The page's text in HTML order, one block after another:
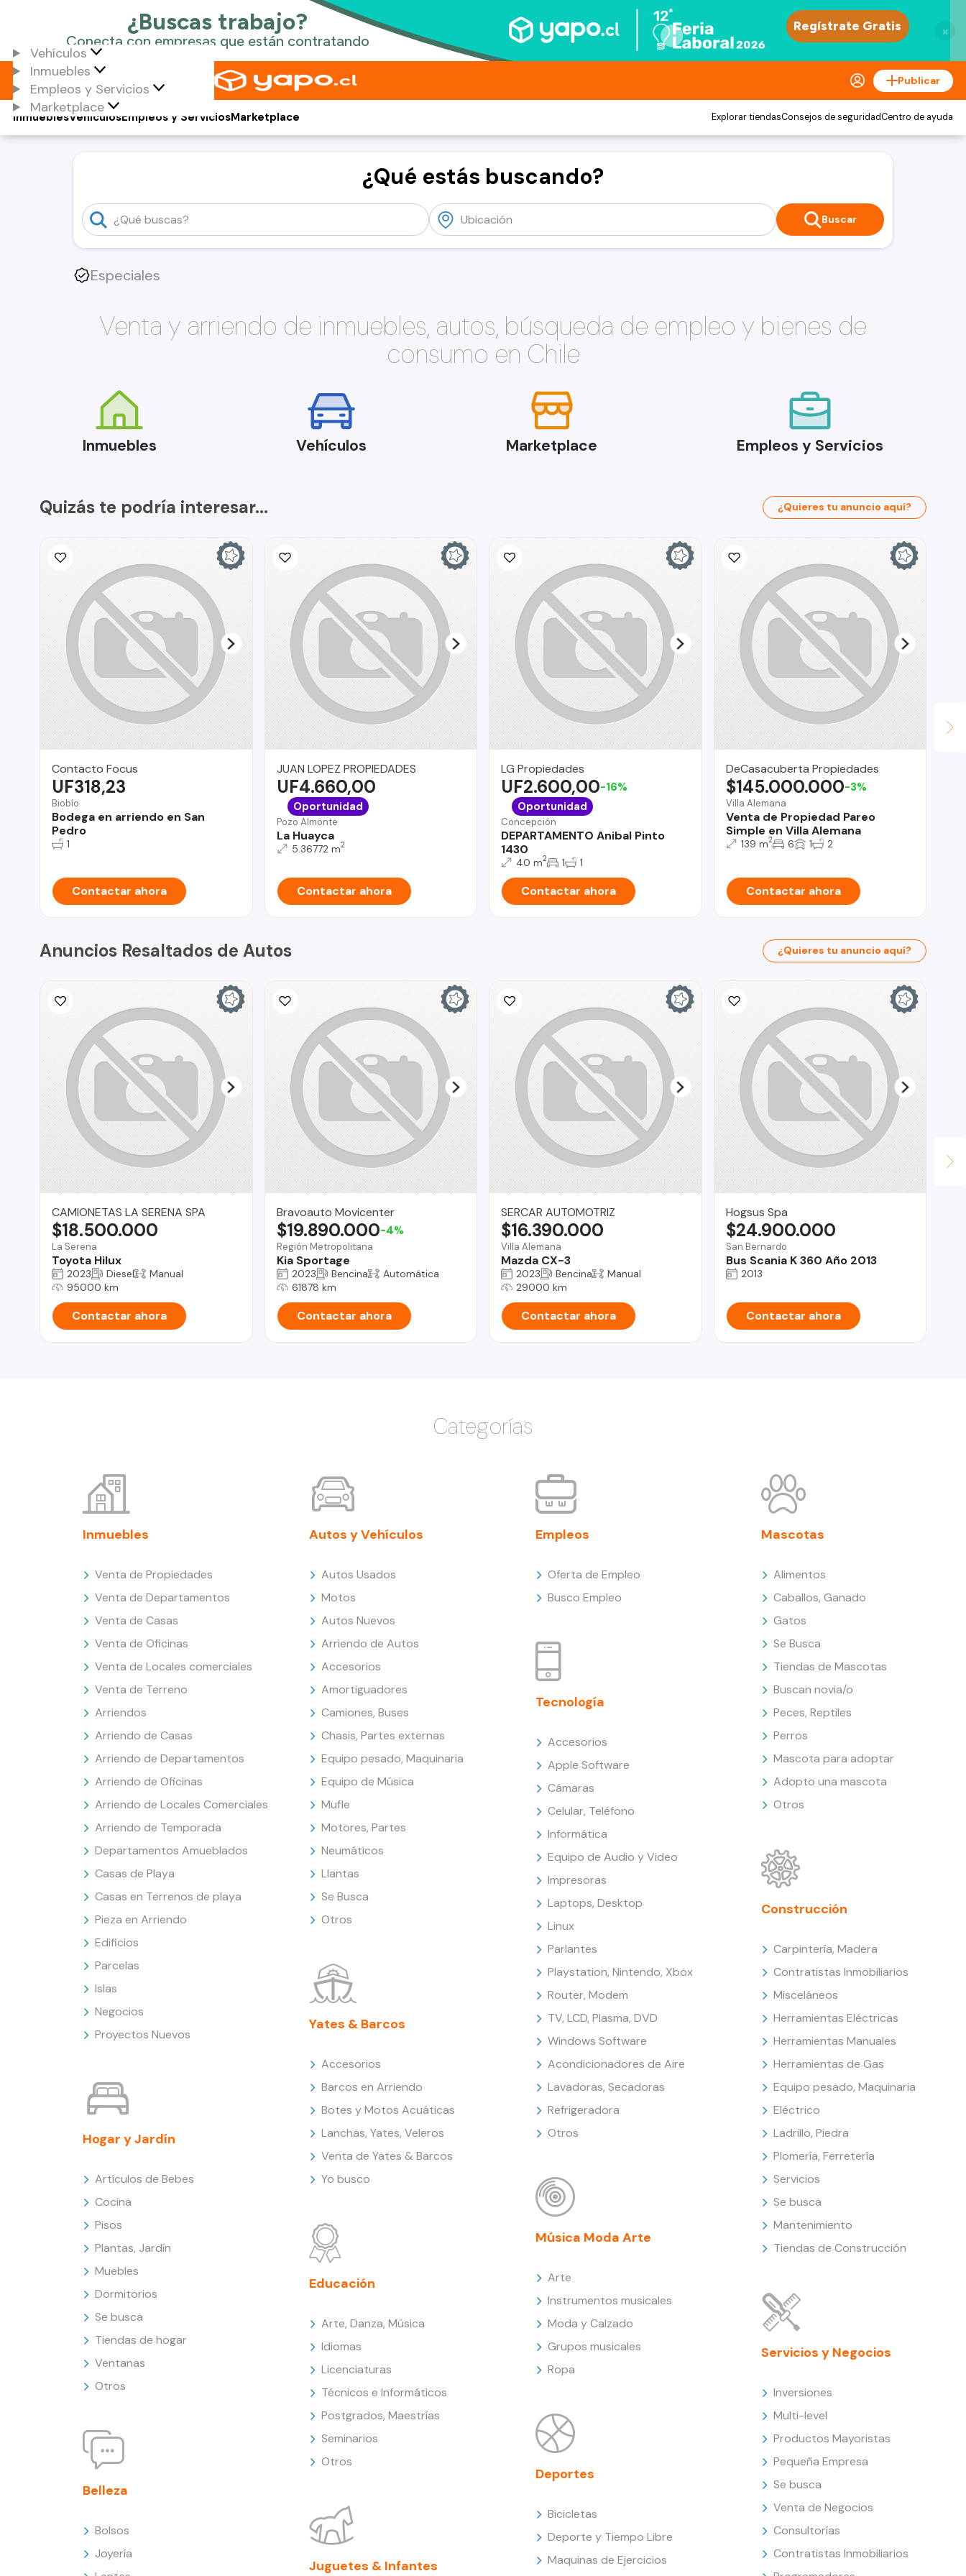
×
Vehículos
Inmuebles
Empleos y Servicios
Marketplace
Publicar
Vehículos
Inmuebles Empleos y ServiciosMarketplace Explorar tiendasConsejos de seguridadCentro de ayuda
¿Qué estás buscando?
Buscar
Especiales
Venta y arriendo de inmuebles, autos, búsqueda de empleo y bienes de
consumo en Chile
Inmuebles Vehículos Marketplace Empleos y Servicios
Quizás te podría interesar... ¿Quieres tu anuncio aquí?
Contacto Focus
Biobío
Bodega en arriendo en San
Pedro
UF318,23
1
Contactar ahora
JUAN LOPEZ PROPIEDADES
Pozo Almonte
La Huayca
UF4.660,00
Oportunidad
5.36772 m2
Contactar ahora
LG Propiedades
Concepción
DEPARTAMENTO Anibal Pinto
1430
UF2.600,00-16%
Oportunidad
40 m2 1 1
Contactar ahora
DeCasacuberta Propiedades
Villa Alemana
Venta de Propiedad Pareo
Simple en Villa Alemana
$145.000.000-3%
139 m2 6 1 2
Contactar ahora
Anuncios Resaltados de Autos ¿Quieres tu anuncio aquí?
CAMIONETAS LA SERENA SPA
La Serena
Toyota Hilux
$18.500.000
2023 Diesel
Manual
95000 km
Contactar ahora
Bravoauto Movicenter
Región Metropolitana
Kia Sportage
$19.890.000-4%
2023 Bencina
Automática
61878 km
Contactar ahora
SERCAR AUTOMOTRIZ
Villa Alemana
Mazda CX-3
$16.390.000
2023 Bencina
Manual
29000 km
Contactar ahora
Hogsus Spa
San Bernardo
Bus Scania K 360 Año 2013
$24.900.000
2013
Contactar ahora
Categorías
Inmuebles
Venta de Propiedades
Venta de Departamentos
Venta de Casas
Venta de Oficinas
Venta de Locales comerciales
Venta de Terreno
Arriendos
Arriendo de Casas
Arriendo de Departamentos
Arriendo de Oficinas
Arriendo de Locales Comerciales
Arriendo de Temporada
Departamentos Amueblados
Casas de Playa
Casas en Terrenos de playa
Pieza en Arriendo
Edificios
Parcelas
Islas
Negocios
Proyectos Nuevos
Hogar y Jardín
Artículos de Bebes
Cocina
Pisos
Plantas, Jardín
Muebles
Dormitorios
Se busca
Tiendas de hogar
Ventanas
Otros
Belleza
Bolsos
Joyería
Autos y Vehículos
Autos Usados
Motos
Autos Nuevos
Arriendo de Autos
Accesorios
Amortiguadores
Camiones, Buses
Chasis, Partes externas
Equipo pesado, Maquinaria
Equipo de Música
Mufle
Motores, Partes
Neumáticos
Llantas
Se Busca
Otros
Yates & Barcos
Accesorios
Barcos en Arriendo
Botes y Motos Acuáticas
Lanchas, Yates, Veleros
Venta de Yates & Barcos
Yo busco
Educación
Arte, Danza, Música
Idiomas
Licenciaturas
Técnicos e Informáticos
Postgrados, Maestrías
Seminarios
Otros
Juguetes & Infantes
Empleos
Oferta de Empleo
Busco Empleo
Tecnología
Accesorios
Apple Software
Cámaras
Celular, Teléfono
Informática
Equipo de Audio y Video
Impresoras
Laptops, Desktop
Linux
Parlantes
Playstation, Nintendo, Xbox
Router, Modem
TV, LCD, Plasma, DVD
Windows Software
Acondicionadores de Aire
Lavadoras, Secadoras
Refrigeradora
Otros
Música Moda Arte
Arte
Instrumentos musicales
Moda y Calzado
Grupos musicales
Ropa
Deportes
Bicicletas
Deporte y Tiempo Libre
Maquinas de Ejercicios
Mascotas
Alimentos
Caballos, Ganado
Gatos
Se Busca
Tiendas de Mascotas
Buscan novia/o
Peces, Reptiles
Perros
Mascota para adoptar
Adopto una mascota
Otros
Construcción
Carpintería, Madera
Contratistas Inmobiliarios
Misceláneos
Herramientas Eléctricas
Herramientas Manuales
Herramientas de Gas
Equipo pesado, Maquinaria
Eléctrico
Ladrillo, Piedra
Plomería, Ferretería
Servicios
Se busca
Mantenimiento
Tiendas de Construcción
Servicios y Negocios
Inversiones
Multi-level
Productos Mayoristas
Pequeña Empresa
Se busca
Venta de Negocios
Consultorías
Contratistas Inmobiliarios